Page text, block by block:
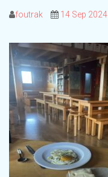
foutrak 14 Sep 2024